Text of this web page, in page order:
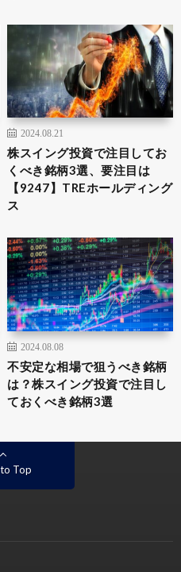
2024.08.21
株スイング投資で注目してお
くべき銘柄3選、要注目は
【9247】TREホールディング
ス
2024.08.08
不安定な相場で狙うべき銘柄
は？株スイング投資で注目し
ておくべき銘柄3選
Top